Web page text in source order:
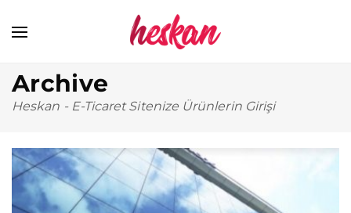
Archive
Heskan - E-Ticaret Sitenize Ürünlerin Girişi